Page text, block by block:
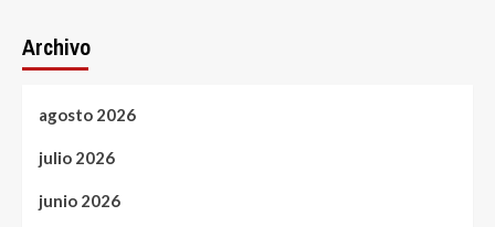
Archivo
agosto 2026
julio 2026
junio 2026